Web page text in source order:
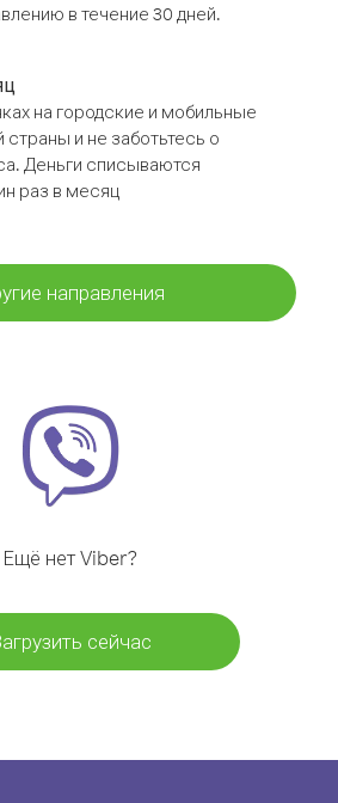
в течение 30 дней.
на городские и мобильные
и не заботьтесь о
Деньги списываются
раз в месяц
направления
Ещё нет Viber?
сейчас